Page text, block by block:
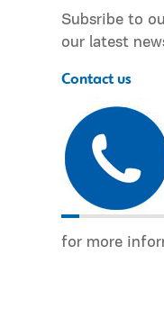
Subsribe to
our latest
Contact us
for more